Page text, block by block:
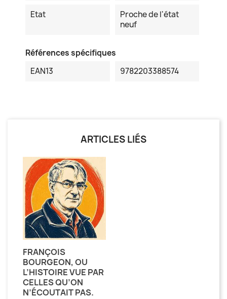
Etat
Proche de l'état
neuf
Références spécifiques
EAN13
9782203388574
ARTICLES LIÉS
FRANÇOIS
BOURGEON, OU
L’HISTOIRE VUE PAR
CELLES QU’ON
N’ÉCOUTAIT PAS.